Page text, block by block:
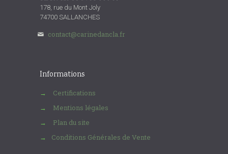
178, rue du Mont Joly
74700 SALLANCHES
contact@carinedancla.fr
Informations
→ Certifications
→ Mentions légales
→ Plan du site
→ Conditions Générales de Vente